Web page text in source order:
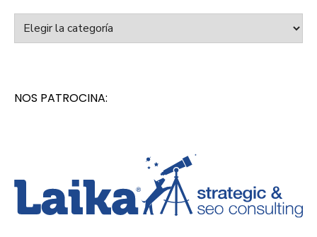
Categorías
NOS PATROCINA: